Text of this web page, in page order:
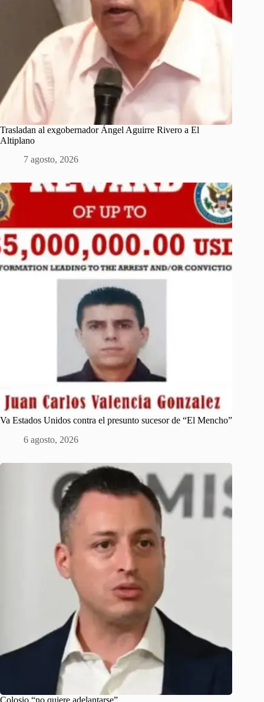
Trasladan al exgobernador Ángel Aguirre Rivero a El
Altiplano
7 agosto, 2026
Va Estados Unidos contra el presunto sucesor de “El Mencho”
6 agosto, 2026
Colosio “no quiere adelantarse”